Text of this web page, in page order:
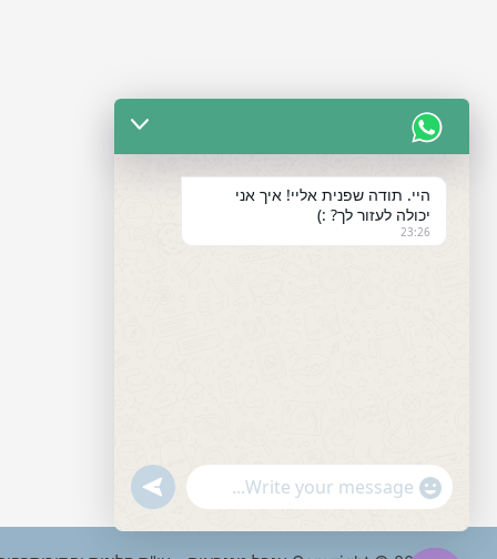
היי. תודה שפנית אליי! איך אני
יכולה לעזור לך? :)
23:26
"+chaty_settings.lang.emoji_picker+"
WhatsApp
undefined